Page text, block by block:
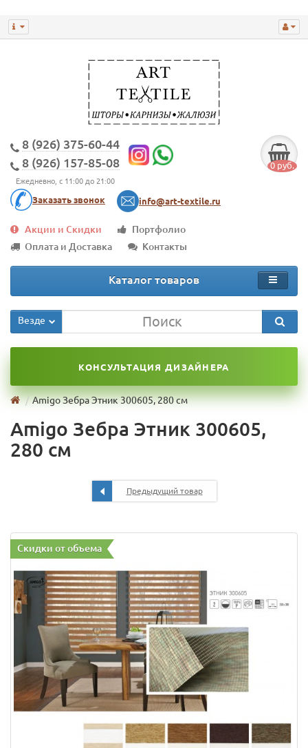
8 (926) 375-60-44
8 (926) 157-85-08
Ежедневно, с 11:00 до 21:00
Заказать звонок info@art-textile.ru
0 руб.
Акции и Скидки
Портфолио
Оплата и Доставка
Контакты
Каталог товаров
Везде
КОНСУЛЬТАЦИЯ ДИЗАЙНЕРА
Amigo Зебра Этник 300605, 280 см
Amigo Зебра Этник 300605,
280 см
Предыдущий товар
Скидки от объема